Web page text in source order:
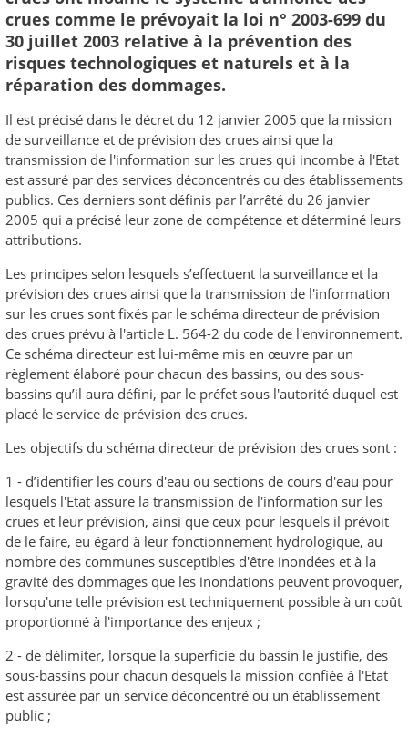
crues comme le prévoyait la loi n° 2003-699 du
30 juillet 2003 relative à la prévention des
risques technologiques et naturels et à la
réparation des dommages.
Il est précisé dans le décret du 12 janvier 2005 que la mission
de surveillance et de prévision des crues ainsi que la
transmission de l'information sur les crues qui incombe à l'Etat
est assuré par des services déconcentrés ou des établissements
publics. Ces derniers sont définis par l’arrêté du 26 janvier
2005 qui a précisé leur zone de compétence et déterminé leurs
attributions.
Les principes selon lesquels s’effectuent la surveillance et la
prévision des crues ainsi que la transmission de l'information
sur les crues sont fixés par le schéma directeur de prévision
des crues prévu à l'article L. 564-2 du code de l'environnement.
Ce schéma directeur est lui-même mis en œuvre par un
règlement élaboré pour chacun des bassins, ou des sous-
bassins qu’il aura défini, par le préfet sous l'autorité duquel est
placé le service de prévision des crues.
Les objectifs du schéma directeur de prévision des crues sont :
1 - d’identifier les cours d'eau ou sections de cours d'eau pour
lesquels l'Etat assure la transmission de l'information sur les
crues et leur prévision, ainsi que ceux pour lesquels il prévoit
de le faire, eu égard à leur fonctionnement hydrologique, au
nombre des communes susceptibles d'être inondées et à la
gravité des dommages que les inondations peuvent provoquer,
lorsqu'une telle prévision est techniquement possible à un coût
proportionné à l'importance des enjeux ;
2 - de délimiter, lorsque la superficie du bassin le justifie, des
sous-bassins pour chacun desquels la mission confiée à l'Etat
est assurée par un service déconcentré ou un établissement
public ;